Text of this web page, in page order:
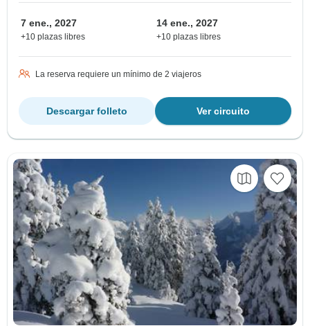
7 ene., 2027
+10 plazas libres
14 ene., 2027
+10 plazas libres
La reserva requiere un mínimo de 2 viajeros
Ver circuito
Descargar folleto